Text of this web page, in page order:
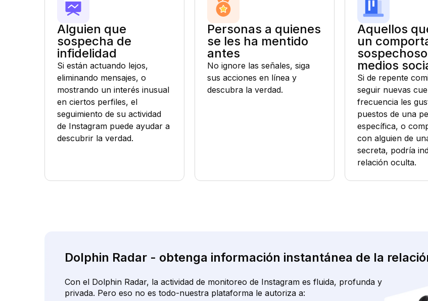
Alguien que
sospecha de
infidelidad
Si están actuando lejos,
eliminando mensajes, o
mostrando un interés inusual
en ciertos perfiles, el
seguimiento de su actividad
de Instagram puede ayudar a
descubrir la verdad.
Personas a quienes
se les ha mentido
antes
No ignore las señales, siga
sus acciones en línea y
descubra la verdad.
Aquellos
un
medios
Si de repente
seguir nuevas
frecuencia les
puestos de una
específica, o
con alguien de
secreta, podría
relación oculta.
Dolphin Radar - obtenga información instantánea de la
Con el Dolphin Radar, la actividad de monitoreo de Instagram es fluida, profunda y
privada. Pero eso no es todo-nuestra plataforma le autoriza a: